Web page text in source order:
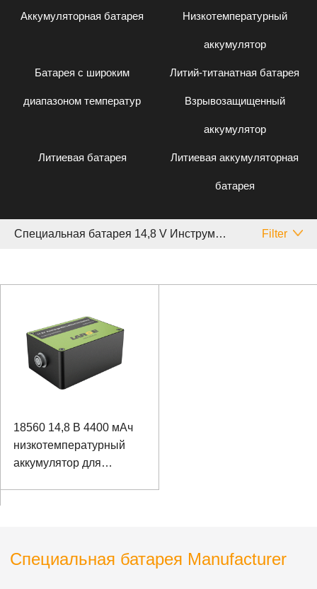
Аккумуляторная батарея Низкотемпературный
аккумулятор
Батарея с широким
диапазоном температур
Литий-титанатная батарея
Взрывозащищенный
аккумулятор
Литиевая батарея Литиевая аккумуляторная
батарея
Специальная батарея 14,8 V Инструмент Filter
18560 14,8 В 4400 мАч
низкотемпературный
аккумулятор для
Специальная батарея Manufacturer